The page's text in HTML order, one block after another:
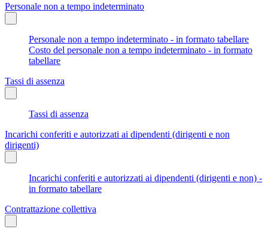
Personale non a tempo indeterminato
Personale non a tempo indeterminato - in formato tabellare
Costo del personale non a tempo indeterminato - in formato
tabellare
Tassi di assenza
Tassi di assenza
Incarichi conferiti e autorizzati ai dipendenti (dirigenti e non
dirigenti)
Incarichi conferiti e autorizzati ai dipendenti (dirigenti e non) -
in formato tabellare
Contrattazione collettiva